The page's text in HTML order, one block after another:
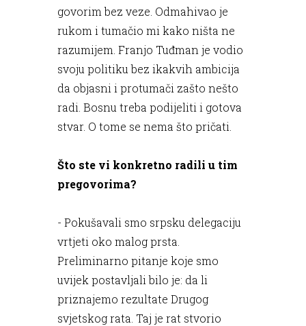
govorim bez veze. Odmahivao je
rukom i tumačio mi kako ništa ne
razumijem. Franjo Tuđman je vodio
svoju politiku bez ikakvih ambicija
da objasni i protumači zašto nešto
radi. Bosnu treba podijeliti i gotova
stvar. O tome se nema što pričati.
Što ste vi konkretno radili u tim
pregovorima?
- Pokušavali smo srpsku delegaciju
vrtjeti oko malog prsta.
Preliminarno pitanje koje smo
uvijek postavljali bilo je: da li
priznajemo rezultate Drugog
svjetskog rata. Taj je rat stvorio